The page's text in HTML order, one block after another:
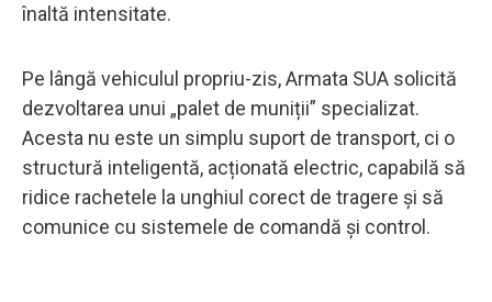
înaltă intensitate.
Pe lângă vehiculul propriu-zis, Armata SUA solicită
dezvoltarea unui „palet de muniții” specializat.
Acesta nu este un simplu suport de transport, ci o
structură inteligentă, acționată electric, capabilă să
ridice rachetele la unghiul corect de tragere și să
comunice cu sistemele de comandă și control.